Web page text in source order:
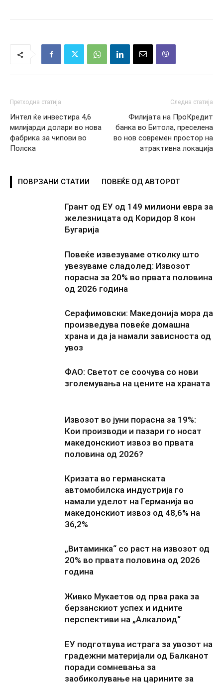
Претходна статија
Интел ќе инвестира 4,6
милијарди долари во нова
фабрика за чипови во
Полска
Следна статија
Филијата на ПроКредит
банка во Битола, преселена
во нов современ простор на
атрактивна локација
ПОВРЗАНИ СТАТИИ ПОВЕЌЕ ОД АВТОРОТ
Грант од ЕУ од 149 милиони евра за
железницата од Коридор 8 кон
Бугарија
Повеќе извезуваме отколку што
увезуваме сладолед: Извозот
порасна за 20% во првата половина
од 2026 година
Серафимовски: Македонија мора да
произведува повеќе домашна
храна и да ја намали зависноста од
увоз
ФАО: Светот се соочува со нови
зголемувања на цените на храната
Извозот во јуни порасна за 19%:
Кои производи и пазари го носат
македонскиот извоз во првата
половина од 2026?
Кризата во германската
автомобилска индустрија го
намали уделот на Германија во
македонскиот извоз од 48,6% на
36,2%
„Витаминка“ со раст на извозот од
20% во првата половина од 2026
година
Живко Мукаетов од прва рака за
берзанскиот успех и идните
перспективи на „Алкалоид“
ЕУ подготвува истрага за увозот на
градежни материјали од Балканот
поради сомневања за
заобиколување на царините за